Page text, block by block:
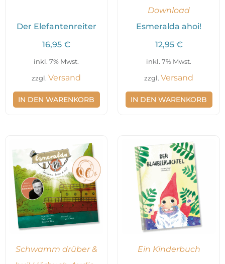
Der Elefantenreiter
16,95 €
inkl. 7% Mwst.
zzgl. Versand
IN DEN WARENKORB
Download
Esmeralda ahoi!
12,95 €
inkl. 7% Mwst.
zzgl. Versand
IN DEN WARENKORB
Schwamm drüber &
Ein Kinderbuch